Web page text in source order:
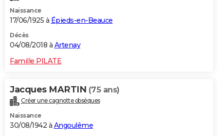
Naissance
17/06/1925 à Épieds-en-Beauce
Décès
04/08/2018 à Artenay
Famille PILATE
Jacques MARTIN (75 ans)
Créer une cagnotte obsèques
Naissance
30/08/1942 à Angoulême